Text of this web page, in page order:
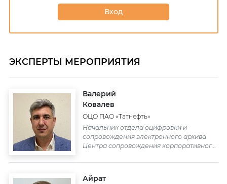
Вход
ЭКСПЕРТЫ МЕРОПРИЯТИЯ
Валерий
Ковалев
ОЦО ПАО «Татнефть»
Начальник отдела оцифровки и
сопровождения электронного архива
Центра сопровождения корпоративного
Айрат